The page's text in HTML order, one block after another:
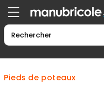
pieds de poteaux